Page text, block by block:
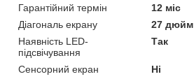
Гарантійний термін
12 міс
Діагональ екрану
27 дюйм
Наявність LED-
підсвічування
Так
Сенсорний екран
Ні